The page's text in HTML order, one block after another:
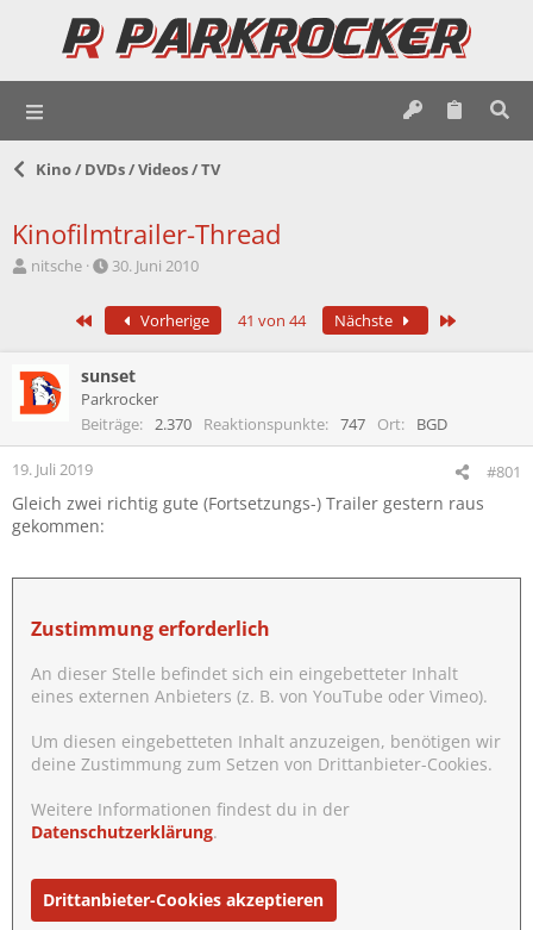
Kino / DVDs / Videos / TV
Kinofilmtrailer-Thread
E
l
l
e
nitsche
E
s
l
l
a
30. Juni 2010
Erste Vorherige 41 von 44 Nächste
sunset
Parkrocker
Beiträge
2.370 Reaktionspunkte 747 Ort BGD
19. Juli 2019 #801
Gleich zwei richtig gute (Fortsetzungs-) Trailer gestern raus
gekommen:
Zustimmung erforderlich
An dieser Stelle befindet sich ein eingebetteter Inhalt
eines externen Anbieters (z. B. von YouTube oder Vimeo).
Um diesen eingebetteten Inhalt anzuzeigen, benötigen wir
deine Zustimmung zum Setzen von Drittanbieter-Cookies.
Weitere Informationen findest du in der
Datenschutzerklärung.
Drittanbieter-Cookies akzeptieren